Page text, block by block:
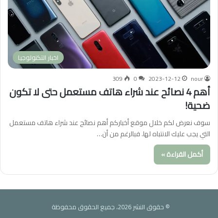
اخبار التكنولوجيا
nour
2023-12-12
0
309
أهم 4 نصائح عند شراء هاتف مستعمل حتى لا تكون
ضحية!
سوف نعرض لكم خلال موقع أخباركم أهم نصائح عند شراء هاتف مستعمل
التي يجب عليك الانتباه لها. فبالرغم من أن…
أكمل القراءة »
© حقوق النشر 2026، جميع الحقوق محفوظة